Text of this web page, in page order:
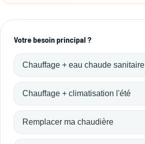
Votre besoin principal ?
Chauffage + eau chaude sanitaire
Chauffage + climatisation l'été
Remplacer ma chaudière